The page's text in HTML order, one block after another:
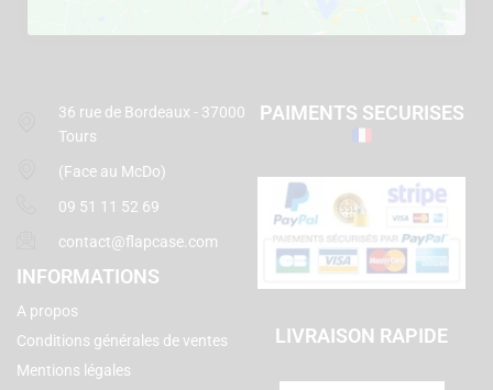
36 rue de Bordeaux - 37000
Tours
(Face au McDo)
09 51 11 52 69
contact@flapcase.com
INFORMATIONS
A propos
Conditions générales de ventes
Mentions légales
PAIMENTS SECURISES
LIVRAISON RAPIDE